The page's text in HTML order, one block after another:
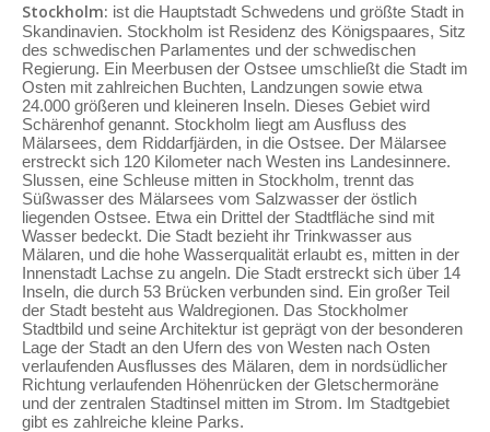
Stockholm: ist die Hauptstadt Schwedens und größte Stadt in
Skandinavien. Stockholm ist Residenz des Königspaares, Sitz
des schwedischen Parlamentes und der schwedischen
Regierung. Ein Meerbusen der Ostsee umschließt die Stadt im
Osten mit zahlreichen Buchten, Landzungen sowie etwa
24.000 größeren und kleineren Inseln. Dieses Gebiet wird
Schärenhof genannt. Stockholm liegt am Ausfluss des
Mälarsees, dem Riddarfjärden, in die Ostsee. Der Mälarsee
erstreckt sich 120 Kilometer nach Westen ins Landesinnere.
Slussen, eine Schleuse mitten in Stockholm, trennt das
Süßwasser des Mälarsees vom Salzwasser der östlich
liegenden Ostsee. Etwa ein Drittel der Stadtfläche sind mit
Wasser bedeckt. Die Stadt bezieht ihr Trinkwasser aus
Mälaren, und die hohe Wasserqualität erlaubt es, mitten in der
Innenstadt Lachse zu angeln. Die Stadt erstreckt sich über 14
Inseln, die durch 53 Brücken verbunden sind. Ein großer Teil
der Stadt besteht aus Waldregionen. Das Stockholmer
Stadtbild und seine Architektur ist geprägt von der besonderen
Lage der Stadt an den Ufern des von Westen nach Osten
verlaufenden Ausflusses des Mälaren, dem in nordsüdlicher
Richtung verlaufenden Höhenrücken der Gletschermoräne
und der zentralen Stadtinsel mitten im Strom. Im Stadtgebiet
gibt es zahlreiche kleine Parks.